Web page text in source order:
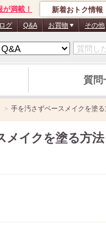
満載！ 新着おトク情報
グ Q&A お買物 その他
質問
手を汚さずベースメイクを塗る
メイクを塗る方法